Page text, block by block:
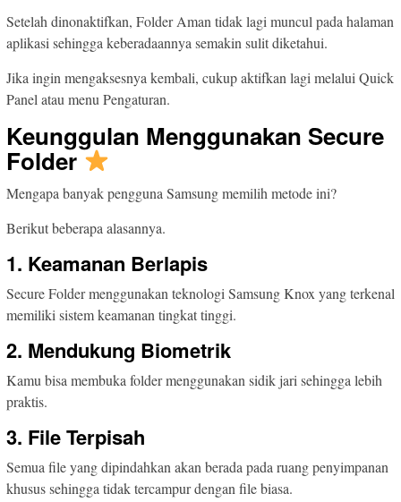
Setelah dinonaktifkan, Folder Aman tidak lagi muncul pada halaman
aplikasi sehingga keberadaannya semakin sulit diketahui.
Jika ingin mengaksesnya kembali, cukup aktifkan lagi melalui Quick
Panel atau menu Pengaturan.
Keunggulan Menggunakan Secure
Folder
Mengapa banyak pengguna Samsung memilih metode ini?
Berikut beberapa alasannya.
1. Keamanan Berlapis
Secure Folder menggunakan teknologi Samsung Knox yang terkenal
memiliki sistem keamanan tingkat tinggi.
2. Mendukung Biometrik
Kamu bisa membuka folder menggunakan sidik jari sehingga lebih
praktis.
3. File Terpisah
Semua file yang dipindahkan akan berada pada ruang penyimpanan
khusus sehingga tidak tercampur dengan file biasa.